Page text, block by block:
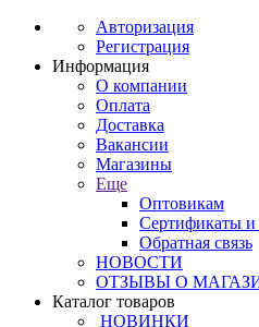
Авторизация
Регистрация
Информация
О компании
Оплата
Доставка
Вакансии
Магазины
Еще
Оптовикам
Сертификаты и
Обратная связь
НОВОСТИ
ОТЗЫВЫ О
Каталог товаров
НОВИНКИ